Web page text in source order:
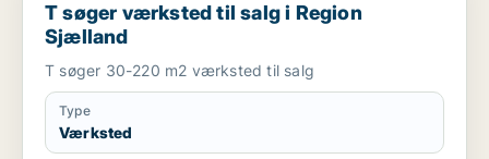
T søger værksted til salg i Region
Sjælland
T søger 30-220 m2 værksted til salg
Type
Værksted